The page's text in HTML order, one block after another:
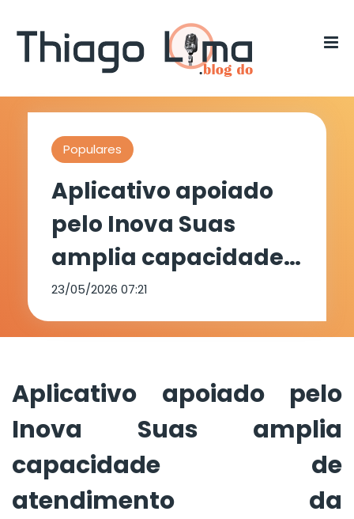
Populares
Aplicativo apoiado
pelo Inova Suas
amplia capacidade
de atendimento da
assistência social em
23/05/2026 07:21
Aplicativo apoiado pelo
Inova Suas amplia
capacidade de
atendimento da